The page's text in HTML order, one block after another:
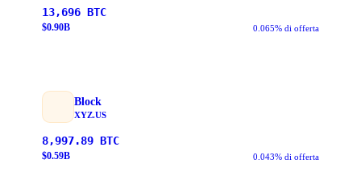
13,696 BTC
$0.90B 0.065% di offerta
Block
XYZ.US
8,997.89 BTC
$0.59B 0.043% di offerta